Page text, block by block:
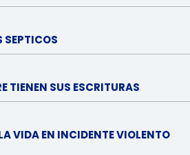
SEPTICOS
TIENEN SUS ESCRITURAS
VIDA EN INCIDENTE VIOLENTO